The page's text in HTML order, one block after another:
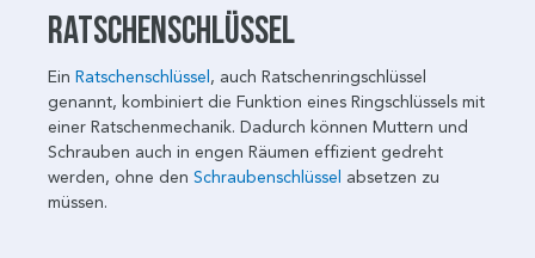
Ratschenschlüssel
Ein Ratschenschlüssel , auch Ratschenringschlüssel
genannt, kombiniert die Funktion eines Ringschlüssels mit
einer Ratschenmechanik. Dadurch können Muttern und
Schrauben auch in engen Räumen effizient gedreht
werden, ohne den Schraubenschlüssel absetzen zu
müssen.